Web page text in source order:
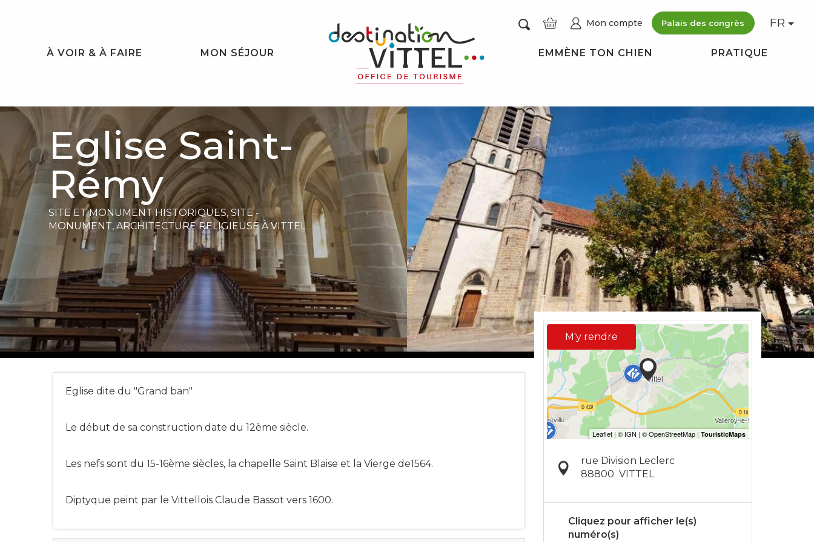
Mon compte Palais des congrès
Recherche
FR
À VOIR & À FAIRE MON SÉJOUR EMMÈNE TON CHIEN PRATIQUE
Voir les photos (2)
Eglise Saint-
Rémy
SITE ET MONUMENT HISTORIQUES, SITE -
MONUMENT, ARCHITECTURE RELIGIEUSE À VITTEL
Eglise dite du "Grand ban"
Le début de sa construction date du 12ème siècle.
Les nefs sont du 15-16ème siècles, la chapelle Saint Blaise et la Vierge de1564.
Diptyque peint par le Vittellois Claude Bassot vers 1600.
M'y rendre
rue Division Leclerc
88800 VITTEL
Cliquez pour afficher le(s)
numéro(s)